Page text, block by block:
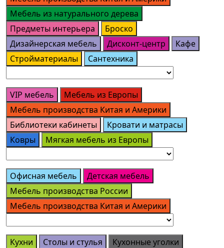
Мебель из натурального дерева
Предметы интерьера
Броско
Дизайнерская мебель
Дисконт-центр
Кафе
Стройматериалы
Сантехника
VIP мебель
Мебель из Европы
Мебель производства Китая и Америки
Библиотеки кабинеты
Кровати и матрасы
Ковры
Мягкая мебель из Европы
Офисная мебель
Детская мебель
Мебель производства России
Мебель производства Китая и Америки
Кухни Столы и стулья Кухонные уголки